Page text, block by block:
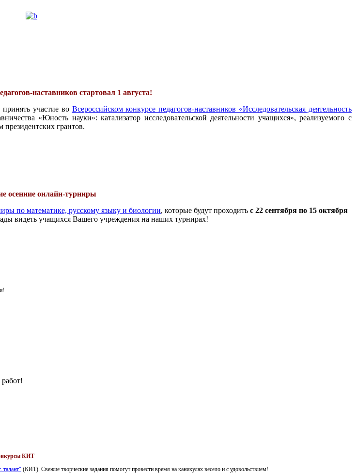
наставников стартовал 1 августа!
участие во Всероссийском конкурсе педагогов-наставников «Исследовательская деятельность
«Юность науки»: катализатор исследовательской деятельности учащихся», реализуемого с
грантов.
осенние онлайн-турниры
по математике, русскому языку и биологии, которые будут проходить с 22 сентября по 15 октября
видеть учащихся Вашего учреждения на наших турнирах!
КИТ
талант" (КИТ). Свежие творческие задания помогут провести время на каникулах весело и с удовольствием!